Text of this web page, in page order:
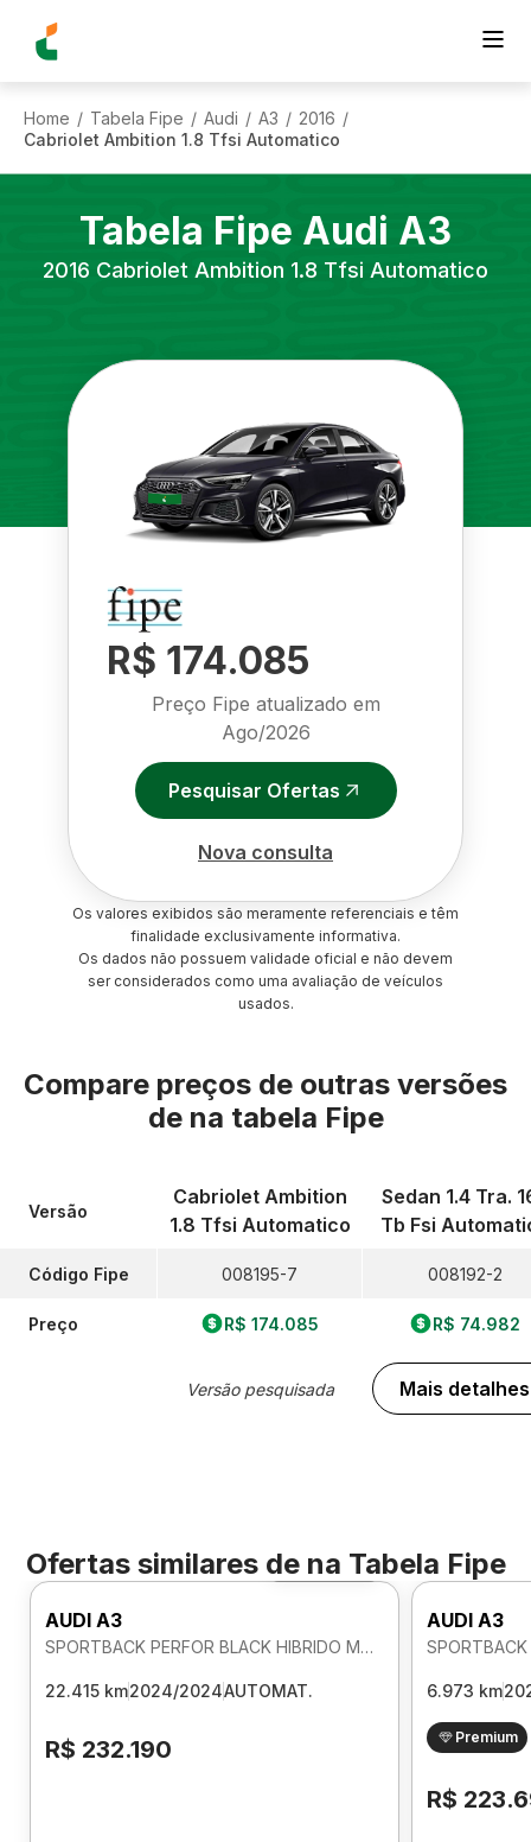
Home / Tabela Fipe / Audi / A3 / 2016 /
Cabriolet Ambition 1.8 Tfsi Automatico
Tabela Fipe Audi A3
2016 Cabriolet Ambition 1.8 Tfsi Automatico
R$ 174.085
Preço Fipe atualizado em
Ago/2026
Pesquisar Ofertas
Nova consulta
Os valores exibidos são meramente referenciais e têm
finalidade exclusivamente informativa.
Os dados não possuem validade oficial e não devem
ser considerados como uma avaliação de veículos
usados.
Compare preços de outras versões
de na tabela Fipe
Versão
Código Fipe
Preço
Cabriolet Ambition
1.8 Tfsi Automatico
008195-7
R$ 174.085
Versão pesquisada
Sedan 1.4 Tra.
Tb Fsi
008192-2
R$ 74.982
Mais detalhes
Ofertas similares de na Tabela Fipe
Foto 360º
AUDI A3
SPORTBACK PERFOR BLACK HIBRIDO MHEV 2.0 AUTOMATICO
22.415 km2024/2024AUTOMAT.
R$ 232.190
AUDI A3
6.973 km
Premium
R$